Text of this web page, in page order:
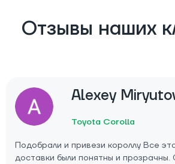
Отзывы наших
Alexey
Toyota Corolla
Подобрали и привези короллу Все
доставки были понятны и прозрачны.